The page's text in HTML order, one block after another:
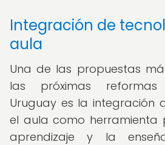
Integración de
aula
Una de las propuestas
las próximas
Uruguay es la integración
el aula como herramienta
aprendizaje y la